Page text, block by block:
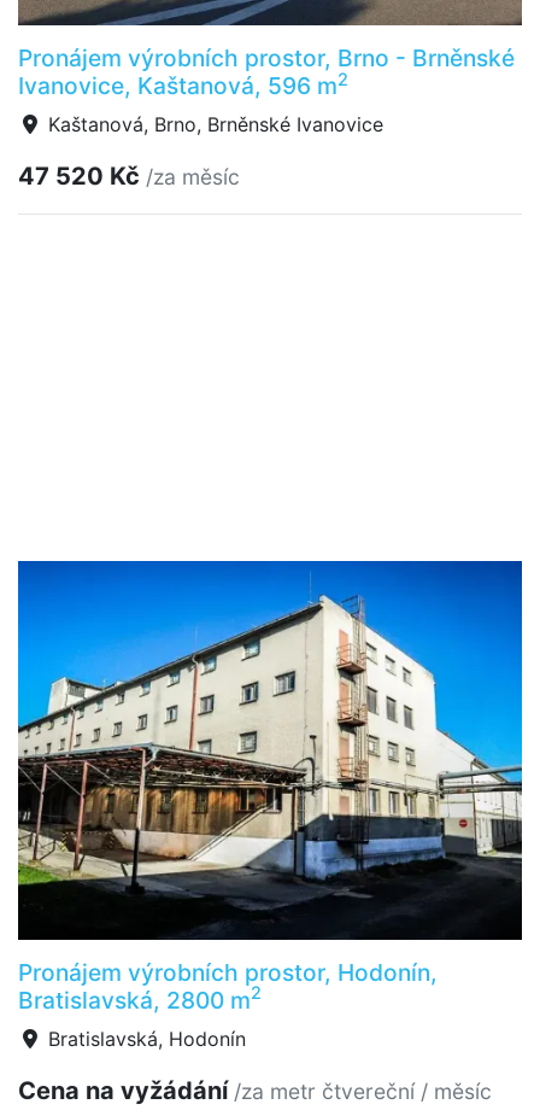
Pronájem výrobních prostor, Brno - Brněnské
Ivanovice, Kaštanová, 596 m2
Kaštanová, Brno, Brněnské Ivanovice
47 520 Kč /za měsíc
Pronájem výrobních prostor, Hodonín,
Bratislavská, 2800 m2
Bratislavská, Hodonín
Cena na vyžádání /za metr čtvereční / měsíc